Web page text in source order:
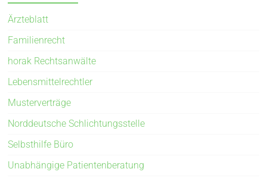
Ärzteblatt
Familienrecht
horak Rechtsanwälte
Lebensmittelrechtler
Musterverträge
Norddeutsche Schlichtungsstelle
Selbsthilfe Büro
Unabhängige Patientenberatung